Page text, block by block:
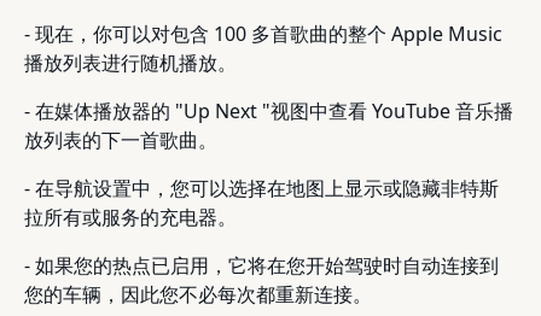
- 现在，你可以对包含 100 多首歌曲的整个 Apple Music
播放列表进行随机播放。
- 在媒体播放器的 "Up Next "视图中查看 YouTube 音乐播
放列表的下一首歌曲。
- 在导航设置中，您可以选择在地图上显示或隐藏非特斯
拉所有或服务的充电器。
- 如果您的热点已启用，它将在您开始驾驶时自动连接到
您的车辆，因此您不必每次都重新连接。